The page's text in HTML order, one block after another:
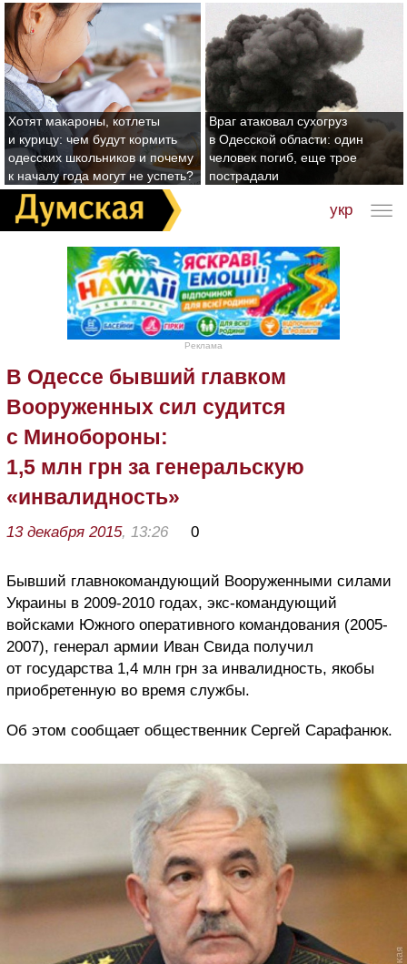
Хотят макароны, котлеты
и курицу: чем будут кормить
одесских школьников и почему
к началу года могут не успеть?
Враг атаковал сухогруз
в Одесской области: один
человек погиб, еще трое
пострадали
укр
Реклама
В Одессе бывший главком
Вооруженных сил судится
с Минобороны:
1,5 млн грн за генеральскую
«инвалидность»
13 декабря 2015, 13:26 0
Бывший главнокомандующий Вооруженными силами
Украины в 2009-2010 годах, экс-командующий
войсками Южного оперативного командования (2005-
2007), генерал армии Иван Свида получил
от государства 1,4 млн грн за инвалидность, якобы
приобретенную во время службы.
Об этом сообщает общественник Сергей Сарафанюк.